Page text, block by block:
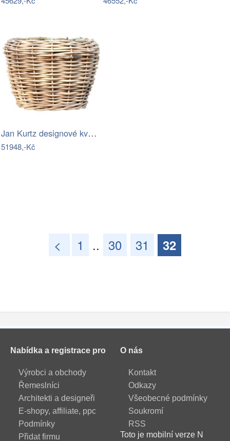
Jan Kurtz designové květináče Palau …
51948,-Kč
< 1 .. 30 31 32
Nabídka a registrace pro
Výrobci a obchody
Řemeslníci
Architekti a designeři
E-shopy, affiliate, ppc
Podmínky
Přidat firmu
O nás
Kontakt
Odkazy
Všeobecné podmínky
Soukromí
RSS
Toto je mobilní verze N